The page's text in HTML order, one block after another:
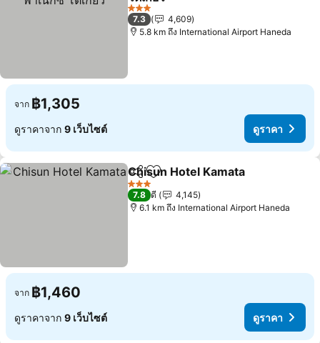
3 ดาว
7.3
4,609
5.8 km ถึง International Airport Haneda
จาก ฿1,305
ดูราคาจาก 9 เว็บไซต์ ดูราคา
แชร์ เพิ่มในรายการโปรด
Chisun Hotel Kamata
3 ดาว
7.8 ดี
4,145
6.1 km ถึง International Airport Haneda
จาก ฿1,460
ดูราคาจาก 9 เว็บไซต์ ดูราคา